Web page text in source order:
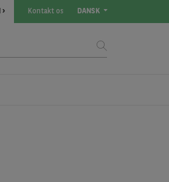
Kontakt os DANSK